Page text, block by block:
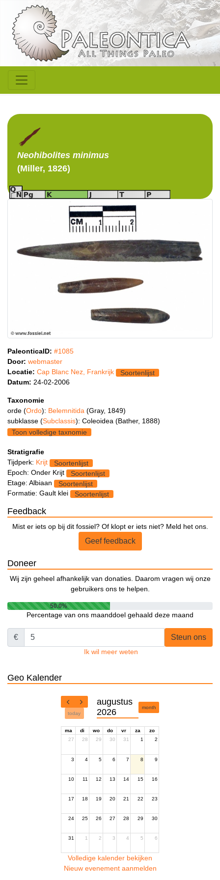
Neohibolites minimus
(Miller, 1826)
PaleonticaID: #1085
Door: webmaster
Locatie: Cap Blanc Nez, Frankrijk
Soortenlijst
Datum: 24-02-2006
Taxonomie
orde (Ordo): Belemnitida (Gray, 1849)
subklasse (Subclassis): Coleoidea (Bather, 1888)
Toon volledige taxnomie
Stratigrafie
Tijdperk: Krijt
Soortenlijst
Epoch: Onder Krijt
Soortenlijst
Etage: Albiaan
Soortenlijst
Formatie: Gault klei
Soortenlijst
Feedback
Mist er iets op bij dit fossiel? Of klopt er iets niet? Meld het ons.
Geef feedback
Doneer
Wij zijn geheel afhankelijk van donaties. Daarom vragen wij onze
gebruikers ons te helpen.
50.0%
Percentage van ons maanddoel gehaald deze maand
€ Steun ons
Ik wil meer weten
Geo Kalender
today
augustus
2026
month
ma di wo do vr za
zo
27
28 29 30 31 1 2
3 4 5 6 7 8 9
10 11 12 13 14 15 16
17 18 19 20 21 22 23
24 25 26 27 28 29 30
31 1 2 3 4 5 6
Volledige kalender bekijken
Nieuw evenement aanmelden